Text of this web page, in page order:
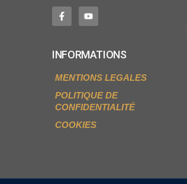
INFORMATIONS
MENTIONS LEGALES
POLITIQUE DE
CONFIDENTIALITÉ
COOKIES